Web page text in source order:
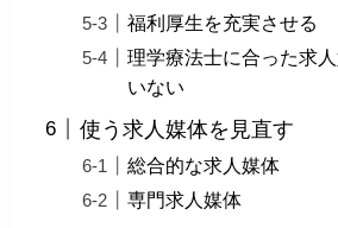
福利厚生を充実させる
理学療法士に合った求
いない
使う求人媒体を見直す
総合的な求人媒体
専門求人媒体